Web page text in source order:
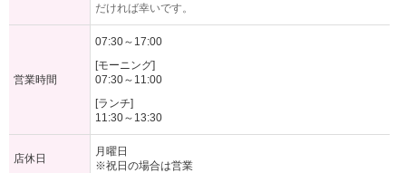
だければ幸いです。
営業時間
07:30～17:00
[モーニング]
07:30～11:00
[ランチ]
11:30～13:30
店休日
月曜日
※祝日の場合は営業